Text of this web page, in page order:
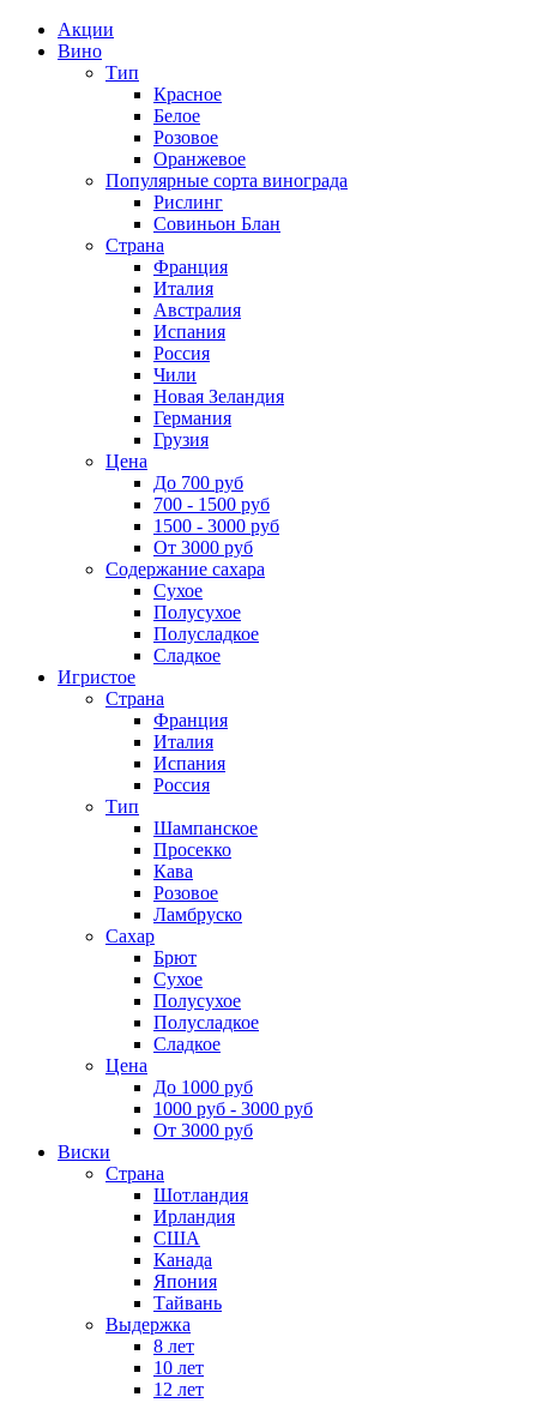
Акции
Вино
Тип
Красное
Белое
Розовое
Оранжевое
Популярные сорта винограда
Рислинг
Совиньон Блан
Страна
Франция
Италия
Австралия
Испания
Россия
Чили
Новая Зеландия
Германия
Грузия
Цена
До 700 руб
700 - 1500 руб
1500 - 3000 руб
От 3000 руб
Содержание сахара
Сухое
Полусухое
Полусладкое
Сладкое
Игристое
Страна
Франция
Италия
Испания
Россия
Тип
Шампанское
Просекко
Кава
Розовое
Ламбруско
Сахар
Брют
Сухое
Полусухое
Полусладкое
Сладкое
Цена
До 1000 руб
1000 руб - 3000 руб
От 3000 руб
Виски
Страна
Шотландия
Ирландия
США
Канада
Япония
Тайвань
Выдержка
8 лет
10 лет
12 лет